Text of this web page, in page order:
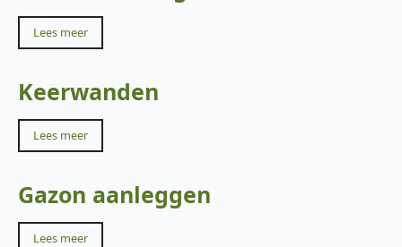
Lees meer
Keerwanden
Lees meer
Gazon aanleggen
Lees meer